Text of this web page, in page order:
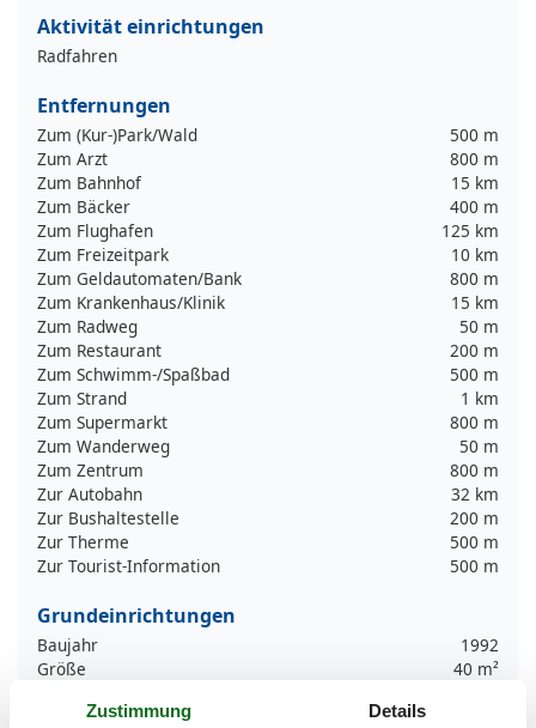
Aktivität einrichtungen
Radfahren
Entfernungen
Zum (Kur-)Park/Wald
500 m
Zum Arzt
800 m
Zum Bahnhof
15 km
Zum Bäcker
400 m
Zum Flughafen
125 km
Zum Freizeitpark
10 km
Zum Geldautomaten/Bank
800 m
Zum Krankenhaus/Klinik
15 km
Zum Radweg
50 m
Zum Restaurant
200 m
Zum Schwimm-/Spaßbad
500 m
Zum Strand
1 km
Zum Supermarkt
800 m
Zum Wanderweg
50 m
Zum Zentrum
800 m
Zur Autobahn
32 km
Zur Bushaltestelle
200 m
Zur Therme
500 m
Zur Tourist-Information
500 m
Grundeinrichtungen
Baujahr
1992
Größe
40 m²
Zustimmung Details